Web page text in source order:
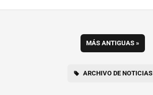
MÁS ANTIGUAS »
ARCHIVO DE NOTICIAS